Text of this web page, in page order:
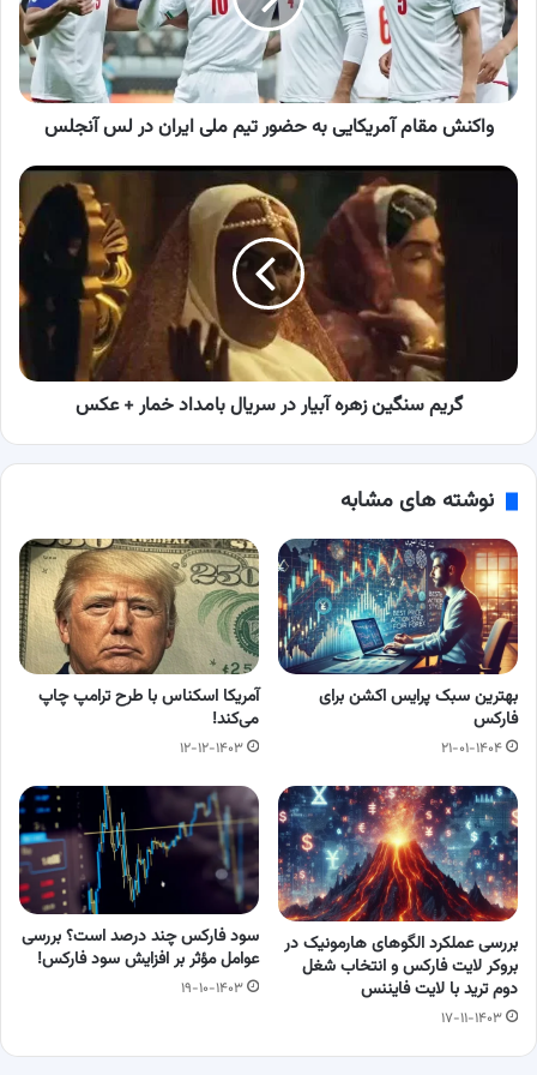
تیم
ملی
ایران
در
واکنش مقام آمریکایی به حضور تیم ملی ایران در لس آنجلس
گریم
+
گریم سنگین زهره آبیار در سریال بامداد خمار + عکس
نوشته های مشابه
بهترین سبک پرایس اکشن برای
فارکس
۲۱-۰۱-۱۴۰۴
آمریکا اسکناس با طرح ترامپ چاپ
می‌کند!
۱۲-۱۲-۱۴۰۳
بررسی عملکرد الگوهای هارمونیک در
بروکر لایت فارکس و انتخاب شغل
دوم ترید با لایت فایننس
۱۷-۱۱-۱۴۰۳
سود فارکس چند درصد است؟ بررسی
عوامل‌ مؤثر بر افزایش سود فارکس!
۱۹-۱۰-۱۴۰۳